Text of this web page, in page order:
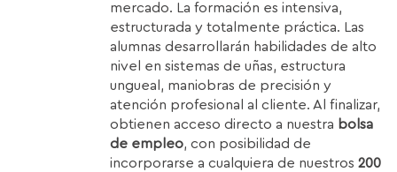
mercado. La formación es intensiva,
estructurada y totalmente práctica. Las
alumnas desarrollarán habilidades de alto
nivel en sistemas de uñas, estructura
ungueal, maniobras de precisión y
atención profesional al cliente. Al finalizar,
obtienen acceso directo a nuestra bolsa
de empleo, con posibilidad de
incorporarse a cualquiera de nuestros200